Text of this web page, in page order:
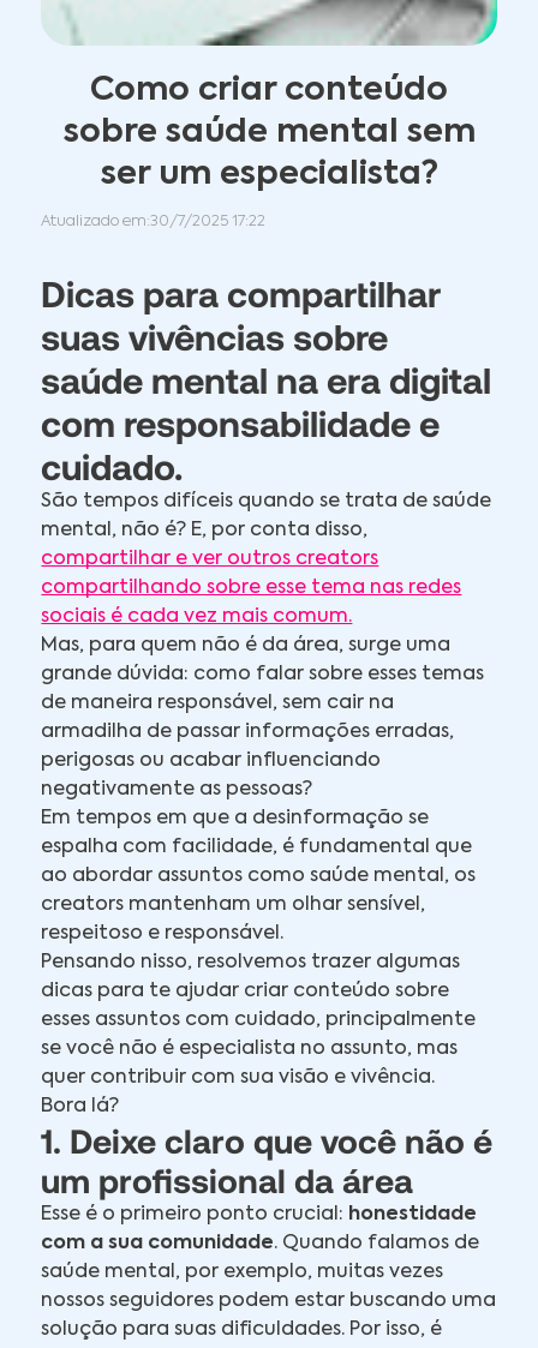
Como criar conteúdo
sobre saúde mental sem
ser um especialista?
Atualizado em:30/7/2025 17:22
Dicas para compartilhar
suas vivências sobre
saúde mental na era digital
com responsabilidade e
cuidado.
São tempos difíceis quando se trata de saúde
mental, não é? E, por conta disso,
compartilhar e ver outros creators
compartilhando sobre esse tema nas redes
sociais é cada vez mais comum.
Mas, para quem não é da área, surge uma
grande dúvida: como falar sobre esses temas
de maneira responsável, sem cair na
armadilha de passar informações erradas,
perigosas ou acabar influenciando
negativamente as pessoas?
Em tempos em que a desinformação se
espalha com facilidade, é fundamental que
ao abordar assuntos como saúde mental, os
creators mantenham um olhar sensível,
respeitoso e responsável.
Pensando nisso, resolvemos trazer algumas
dicas para te ajudar criar conteúdo sobre
esses assuntos com cuidado, principalmente
se você não é especialista no assunto, mas
quer contribuir com sua visão e vivência.
Bora lá?
1. Deixe claro que você não é
um profissional da área
Esse é o primeiro ponto crucial: honestidade
com a sua comunidade. Quando falamos de
saúde mental, por exemplo, muitas vezes
nossos seguidores podem estar buscando uma
solução para suas dificuldades. Por isso, é